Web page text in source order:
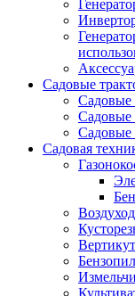
Садовые
Садовые
Садовые
Садовые
Садовая